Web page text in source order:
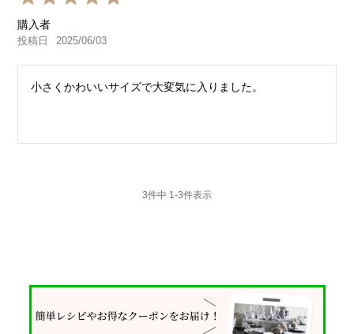
購入者
投稿日 2025/06/03
小さくかわいいサイズで大変気に入りました。
3件中 1 -3件表示